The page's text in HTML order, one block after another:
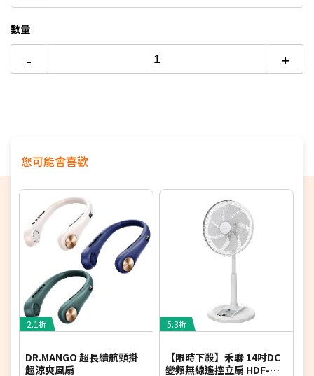
數量
- +
您可能會喜歡
2.1折
DR.MANGO 超長續航頸掛
超涼爽風扇
5.3折
【限時下殺】禾聯 14吋DC
變頻無線遙控立扇 HDF-